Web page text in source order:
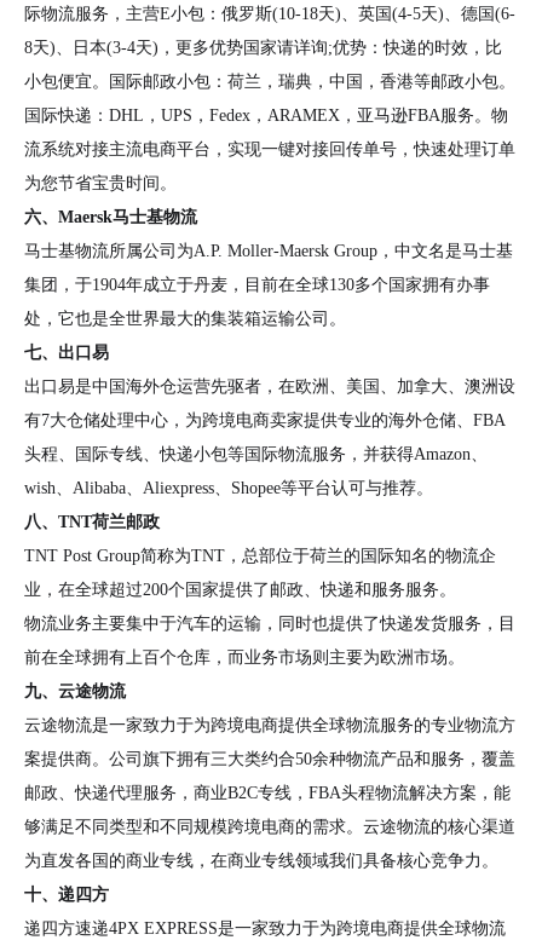
际物流服务，主营E小包：俄罗斯(10-18天)、英国(4-5天)、德国(6-
8天)、日本(3-4天)，更多优势国家请详询;优势：快递的时效，比
小包便宜。国际邮政小包：荷兰，瑞典，中国，香港等邮政小包。
国际快递：DHL，UPS，Fedex，ARAMEX，亚马逊FBA服务。物
流系统对接主流电商平台，实现一键对接回传单号，快速处理订单
为您节省宝贵时间。
六、Maersk马士基物流
马士基物流所属公司为A.P. Moller-Maersk Group，中文名是马士基
集团，于1904年成立于丹麦，目前在全球130多个国家拥有办事
处，它也是全世界最大的集装箱运输公司。
七、出口易
出口易是中国海外仓运营先驱者，在欧洲、美国、加拿大、澳洲设
有7大仓储处理中心，为跨境电商卖家提供专业的海外仓储、FBA
头程、国际专线、快递小包等国际物流服务，并获得Amazon、
wish、Alibaba、Aliexpress、Shopee等平台认可与推荐。
八、TNT荷兰邮政
TNT Post Group简称为TNT，总部位于荷兰的国际知名的物流企
业，在全球超过200个国家提供了邮政、快递和服务服务。
物流业务主要集中于汽车的运输，同时也提供了快递发货服务，目
前在全球拥有上百个仓库，而业务市场则主要为欧洲市场。
九、云途物流
云途物流是一家致力于为跨境电商提供全球物流服务的专业物流方
案提供商。公司旗下拥有三大类约合50余种物流产品和服务，覆盖
邮政、快递代理服务，商业B2C专线，FBA头程物流解决方案，能
够满足不同类型和不同规模跨境电商的需求。云途物流的核心渠道
为直发各国的商业专线，在商业专线领域我们具备核心竞争力。
十、递四方
递四方速递4PX EXPRESS是一家致力于为跨境电商提供全球物流